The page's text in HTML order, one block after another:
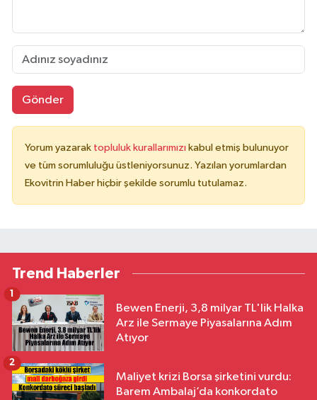
Gönder
Yorum yazarak topluluk kurallarımızı kabul etmiş bulunuyor
ve tüm sorumluluğu üstleniyorsunuz. Yazılan yorumlardan
Ekovitrin Haber hiçbir şekilde sorumlu tutulamaz.
Trend Haberler
Bewen Enerji, 3,8 milyar TL'lik Halka
Arz ile Sermaye Piyasalarına Adım
Atıyor
1
Maliyet krizi Borsa şirketini vurdu:
Barem Ambalaj’da konkordato
2